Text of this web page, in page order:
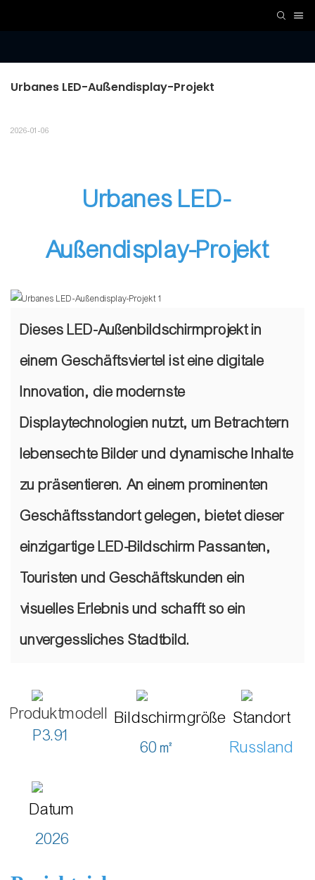
Urbanes LED-Außendisplay-Projekt
2026-01-06
Urbanes LED-
Außendisplay-Projekt
Dieses LED-Außenbildschirmprojekt in
einem Geschäftsviertel ist eine digitale
Innovation, die modernste
Displaytechnologien nutzt, um Betrachtern
lebensechte Bilder und dynamische Inhalte
zu präsentieren. An einem prominenten
Geschäftsstandort gelegen, bietet dieser
einzigartige LED-Bildschirm Passanten,
Touristen und Geschäftskunden ein
visuelles Erlebnis und schafft so ein
unvergessliches Stadtbild.
Produktmodell
P3.91
Bildschirmgröße
60㎡
Standort
Russland
Datum
2026